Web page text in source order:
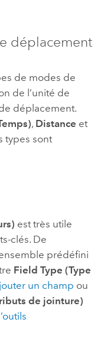
déplacement
de modes de
de l’unité de
déplacement.
, Distance et
types sont
est très utile
clés. De
prédéfini
Field Type (Type
un champ ou
de jointure)